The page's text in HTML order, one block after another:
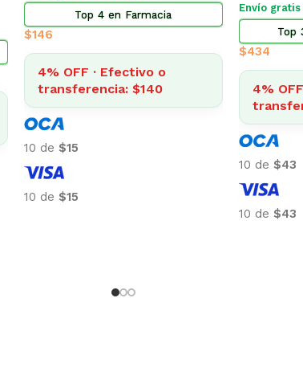
Envío Gratis Programable
Envío gratis
$
4% OFF · Efectivo o
transferencia: $3.057
$318
$318
Envío
Top
$2.014
4%
10 de $201
10 de $201